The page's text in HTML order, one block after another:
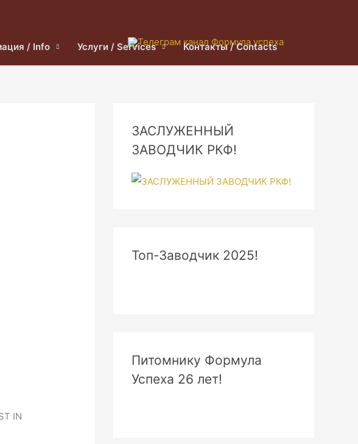
/ Info Услуги / Services Контакты / Contacts
IN
ЗАСЛУЖЕННЫЙ
ЗАВОДЧИК РКФ!
Топ-Заводчик 2025!
Питомнику Формула
Успеха 26 лет!